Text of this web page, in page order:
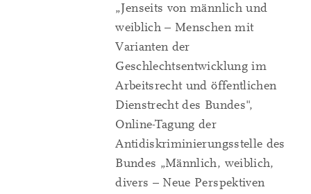
„Jenseits von männlich und
weiblich – Menschen mit
Varianten der
Geschlechtsentwicklung im
Arbeitsrecht und öffentlichen
Dienstrecht des Bundes",
Online-Tagung der
Antidiskriminierungsstelle des
Bundes „Männlich, weiblich,
divers – Neue Perspektiven